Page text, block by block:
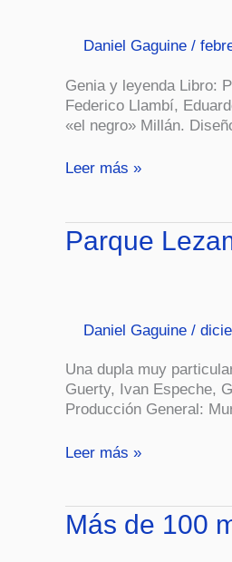
Daniel Gaguine /
Genia y leyenda Libro:
Federico Llambí,
«el negro» Millán.
Leer más »
Parque
Daniel Gaguine /
Una dupla muy
Guerty, Ivan Espeche,
Producción General:
Parque
Lezama
Leer más »
Más de 100
Más
de